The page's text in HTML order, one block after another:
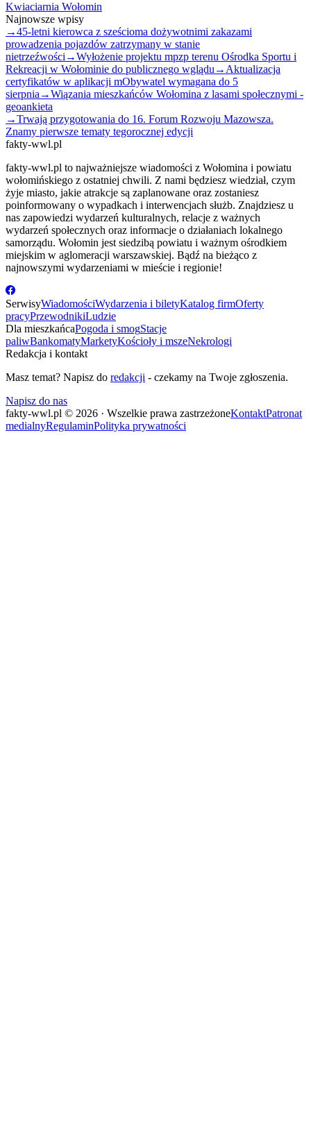
Kwiaciarnia Wołomin
Najnowsze wpisy
→45-letni kierowca z sześcioma dożywotnimi zakazami
prowadzenia pojazdów zatrzymany w stanie
nietrzeźwości →Wyłożenie projektu mpzp terenu Ośrodka Sportu i
Rekreacji w Wołominie do publicznego wglądu → Aktualizacja
certyfikatów w aplikacji mObywatel wymagana do 5
sierpnia →Wiązania mieszkańców Wołomina z lasami społecznymi -
geoankieta
→Trwają przygotowania do 16. Forum Rozwoju Mazowsza.
Znamy pierwsze tematy tegorocznej edycji
fakty-wwl.pl
fakty-wwl.pl to najważniejsze wiadomości z Wołomina i powiatu
wołomińskiego z ostatniej chwili. Z nami będziesz wiedział, czym
żyje miasto, jakie atrakcje są zaplanowane oraz zostaniesz
poinformowany o wypadkach i interwencjach służb. Znajdziesz u
nas zapowiedzi wydarzeń kulturalnych, relacje z ważnych
wydarzeń społecznych oraz informacje o działaniach lokalnego
samorządu. Wołomin jest siedzibą powiatu i ważnym ośrodkiem
miejskim w aglomeracji warszawskiej. Bądź na bieżąco z
najnowszymi wydarzeniami w mieście i regionie!
SerwisyWiadomościWydarzenia i biletyKatalog firmOferty
pracyPrzewodnikiLudzie
Dla mieszkańcaPogoda i smogStacje
paliwBankomatyMarketyKościoły i mszeNekrologi
Redakcja i kontakt
Masz temat? Napisz do redakcji - czekamy na Twoje zgłoszenia.
Napisz do nas
fakty-wwl.pl © 2026 · Wszelkie prawa zastrzeżoneKontaktPatronat
medialnyRegulaminPolityka prywatności